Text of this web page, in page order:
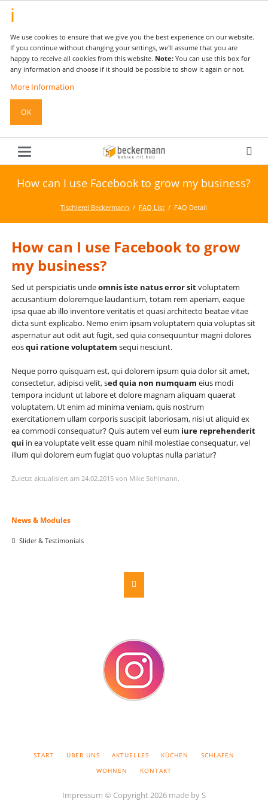
We use cookies to ensure that we give you the best experience on our website.
If you continue without changing your settings, we'll assume that you are
happy to receive all cookies from this website. Note:You can use this box for
any information and choose if it should be possible to show it again or not.
More Information
OK
How can I use Facebook to grow my business?
Tischlerei Beckermann FAQ List FAQ Detail
How can I use Facebook to grow
my business?
Sed ut perspiciatis undeomnis iste natus error sitvoluptatem
accusantium doloremque laudantium, totam rem aperiam, eaque
ipsa quae ab illo inventore veritatis et quasi architecto beatae vitae
dicta sunt explicabo. Nemo enim ipsam voluptatem quia voluptas sit
aspernatur aut odit aut fugit, sed quia consequuntur magni dolores
eosqui ratione voluptatem sequi nesciunt.
Neque porro quisquam est, qui dolorem ipsum quia dolor sit amet,
consectetur, adipisci velit, sed quia non numquam eius modi
tempora incidunt ut labore et dolore magnam aliquam quaerat
voluptatem. Ut enim ad minima veniam, quis nostrum
exercitationem ullam corporis suscipit laboriosam, nisi ut aliquid ex
ea commodi consequatur? Quis autem vel eum iure reprehenderit
qui in ea voluptate velit esse quam nihil molestiae consequatur, vel
illum qui dolorem eum fugiat quo voluptas nulla pariatur?
Zuletzt aktualisiert am 24.02.2015 von Mike Sohlmann.
Navigation
News & Modules
Slider & Testimonials
NAVIGATION
START ÜBER UNS AKTUELLES KÜCHEN
SCHLAFEN
WOHNEN
KONTAKT
Impressum © Copyright 2026 made by S